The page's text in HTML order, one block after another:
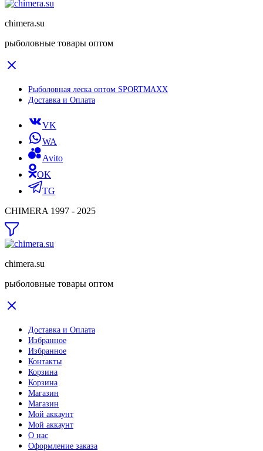
chimera.su
рыболовные товары оптом
Рыболовная леска оптом SPORTMAXX
Доставка и Оплата
VK
WA
Avito
OK
TG
CHIMERA 1997 - 2025
chimera.su
рыболовные товары оптом
Доставка и Оплата
Избранное
Избранное
Контакты
Корзина
Корзина
Магазин
Магазин
Мой аккаунт
Мой аккаунт
О нас
Оформление заказа